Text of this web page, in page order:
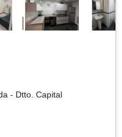
- Dtto. Capital